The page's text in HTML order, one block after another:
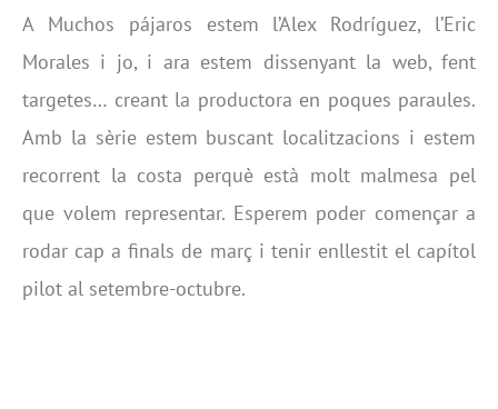
A Muchos pájaros estem l’Alex Rodríguez, l’Eric
Morales i jo, i ara estem dissenyant la web, fent
targetes… creant la productora en poques paraules.
Amb la sèrie estem buscant localitzacions i estem
recorrent la costa perquè està molt malmesa pel
que volem representar. Esperem poder començar a
rodar cap a finals de març i tenir enllestit el capítol
pilot al setembre-octubre.